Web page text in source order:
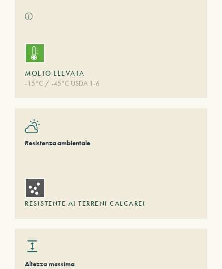
ⓘ
MOLTO ELEVATA
-15°C / -45°C USDA 1-6
Resistenza ambientale
RESISTENTE AI TERRENI CALCAREI
Altezza massima